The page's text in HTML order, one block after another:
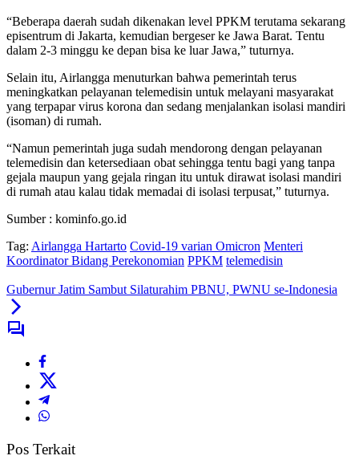
“Beberapa daerah sudah dikenakan level PPKM terutama sekarang
episentrum di Jakarta, kemudian bergeser ke Jawa Barat. Tentu
dalam 2-3 minggu ke depan bisa ke luar Jawa,” tuturnya.
Selain itu, Airlangga menuturkan bahwa pemerintah terus
meningkatkan pelayanan telemedisin untuk melayani masyarakat
yang terpapar virus korona dan sedang menjalankan isolasi mandiri
(isoman) di rumah.
“Namun pemerintah juga sudah mendorong dengan pelayanan
telemedisin dan ketersediaan obat sehingga tentu bagi yang tanpa
gejala maupun yang gejala ringan itu untuk dirawat isolasi mandiri
di rumah atau kalau tidak memadai di isolasi terpusat,” tuturnya.
Sumber : kominfo.go.id
Tag: Airlangga Hartarto Covid-19 varian Omicron Menteri
Koordinator Bidang Perekonomian PPKM telemedisin
Gubernur Jatim Sambut Silaturahim PBNU, PWNU se-Indonesia
Pos Terkait